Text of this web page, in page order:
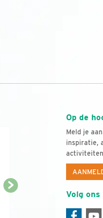
Op de
Meld je
inspiratie,
activiteiten
Volg